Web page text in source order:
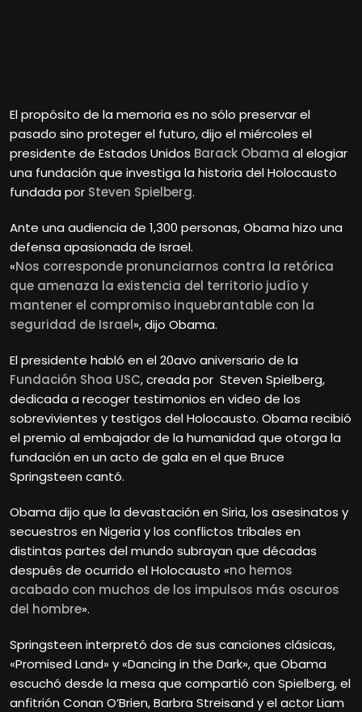
El propósito de la memoria es no sólo preservar el
pasado sino proteger el futuro, dijo el miércoles el
presidente de Estados Unidos Barack Obama al elogiar
una fundación que investiga la historia del Holocausto
fundada por Steven Spielberg.
Ante una audiencia de 1,300 personas, Obama hizo una
defensa apasionada de Israel.
«Nos corresponde pronunciarnos contra la retórica
que amenaza la existencia del territorio judío y
mantener el compromiso inquebrantable con la
seguridad de Israel», dijo Obama.
El presidente habló en el 20avo aniversario de la
Fundación Shoa USC, creada por Steven Spielberg,
dedicada a recoger testimonios en video de los
sobrevivientes y testigos del Holocausto. Obama recibió
el premio al embajador de la humanidad que otorga la
fundación en un acto de gala en el que Bruce
Springsteen cantó.
Obama dijo que la devastación en Siria, los asesinatos y
secuestros en Nigeria y los conflictos tribales en
distintas partes del mundo subrayan que décadas
después de ocurrido el Holocausto «no hemos
acabado con muchos de los impulsos más oscuros
del hombre».
Springsteen interpretó dos de sus canciones clásicas,
«Promised Land» y «Dancing in the Dark», que Obama
escuchó desde la mesa que compartió con Spielberg, el
anfitrión Conan O’Brien, Barbra Streisand y el actor Liam